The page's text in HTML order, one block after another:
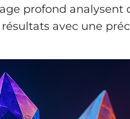
profond analysent
avec une